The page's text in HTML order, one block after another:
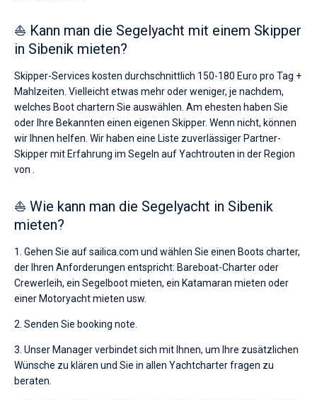
⛵ Kann man die Segelyacht mit einem Skipper
in Sibenik mieten?
Skipper-Services kosten durchschnittlich 150-180 Euro pro Tag +
Mahlzeiten. Vielleicht etwas mehr oder weniger, je nachdem,
welches Boot chartern Sie auswählen. Am ehesten haben Sie
oder Ihre Bekannten einen eigenen Skipper. Wenn nicht, können
wir Ihnen helfen. Wir haben eine Liste zuverlässiger Partner-
Skipper mit Erfahrung im Segeln auf Yachtrouten in der Region
von .
⛵ Wie kann man die Segelyacht in Sibenik
mieten?
1. Gehen Sie auf sailica.com und wählen Sie einen Boots charter,
der Ihren Anforderungen entspricht: Bareboat-Charter oder
Crewerleih, ein Segelboot mieten, ein Katamaran mieten oder
einer Motoryacht mieten usw.
2. Senden Sie booking note.
3. Unser Manager verbindet sich mit Ihnen, um Ihre zusätzlichen
Wünsche zu klären und Sie in allen Yachtcharter fragen zu
beraten.